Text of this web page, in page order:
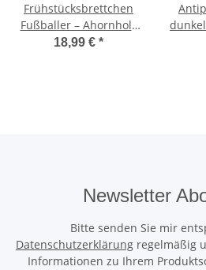
Frühstücksbrettchen
Fußballer – Ahornholz
27×21×1,5 cm
18,99 € *
Newsletter
Bitte senden Sie mir
Datenschutzerklärung regelmäßig
Informationen zu Ihrem